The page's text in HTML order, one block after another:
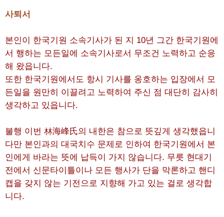
사퇴서
본인이 한국기원 소속기사가 된 지 10년 그간 한국기원에
서 행하는 모든일에 소속기사로서 무조건 노력하고 순응
해 왔읍니다.
또한 한국기원에서도 항시 기사를 옹호하는 입장에서 모
든일을 원만히 이끌려고 노력하여 주신 점 대단히 감사히
생각하고 있읍니다.
불행 이번 林海峰氏의 내한은 참으로 뜻깊게 생각했읍니
다만 본인과의 대국치수 문제로 인하여 한국기원에서 본
인에게 바라는 뜻에 납득이 가지 않습니다. 무릇 현대기
전에서 신문타이틀이나 모든 행사가 단을 막론하고 핸디
캡을 갖지 않는 기전으로 지향해 가고 있는 걸로 생각합
니다.